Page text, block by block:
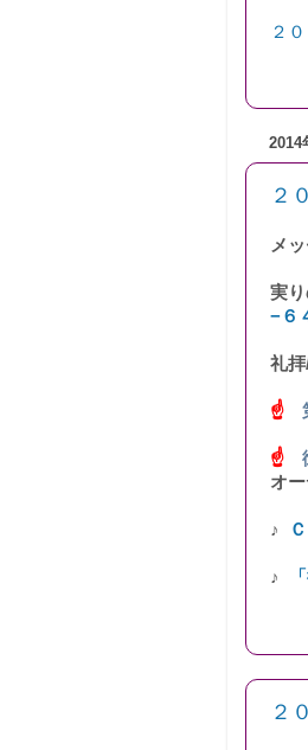
２
2014
２
メ
実
−６
礼
☝
☝
オ
♪
♪
２